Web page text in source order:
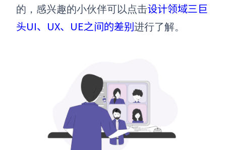
的，感兴趣的小伙伴可以点击设计领域三巨
头UI、UX、UE之间的差别进行了解。